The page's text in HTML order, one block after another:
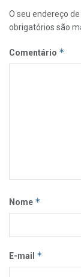
O seu endereço
obrigatórios são
Comentário *
Nome *
E-mail *